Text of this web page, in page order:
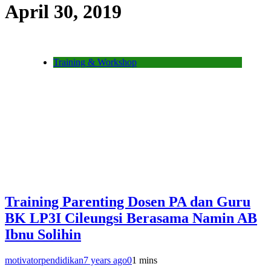
April 30, 2019
Training & Workshop
Training Parenting Dosen PA dan Guru
BK LP3I Cileungsi Berasama Namin AB
Ibnu Solihin
motivatorpendidikan7 years ago01 mins